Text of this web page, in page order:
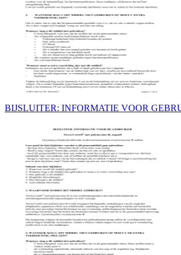
BIJSLUITER: INFORMATIE VOOR